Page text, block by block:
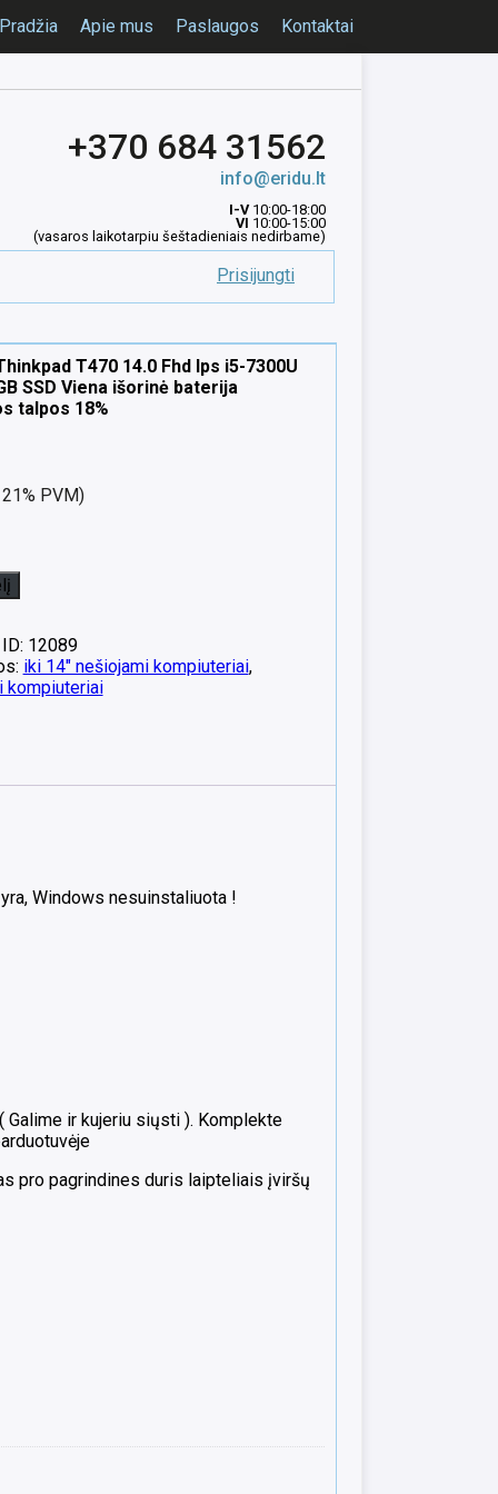
Pradžia Apie mus Paslaugos Kontaktai
+370 684 31562
info@eridu.lt
I-V10:00-18:00
VI 10:00-15:00
(vasaros laikotarpiu šeštadieniais nedirbame)
Prisijungti
T470 14.0 Fhd Ips i5-7300U
SSD Viena išorinė baterija
talpos 18%
PVM)
12089
iki 14" nešiojami kompiuteriai,
kompiuteriai
Windows nesuinstaliuota !
ir kujeriu siųsti ). Komplekte
pro pagrindines duris laipteliais įviršų